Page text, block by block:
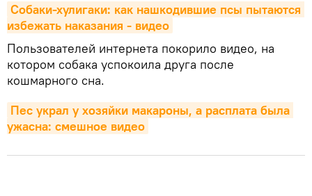
Собаки-хулигаки: как нашкодившие псы пытаются
избежать наказания - видео
Пользователей интернета покорило видео, на
котором собака успокоила друга после
кошмарного сна.
Пес украл у хозяйки макароны, а расплата была
ужасна: смешное видео